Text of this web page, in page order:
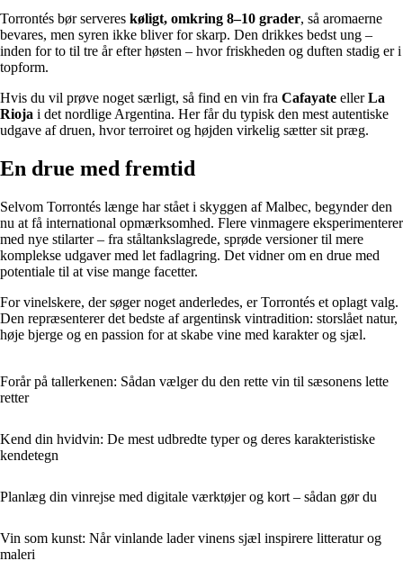
Torrontés bør serveres køligt, omkring 8–10 grader, så aromaerne
bevares, men syren ikke bliver for skarp. Den drikkes bedst ung –
inden for to til tre år efter høsten – hvor friskheden og duften stadig er i
topform.
Hvis du vil prøve noget særligt, så find en vin fra Cafayate ellerLa
Rioja i det nordlige Argentina. Her får du typisk den mest autentiske
udgave af druen, hvor terroiret og højden virkelig sætter sit præg.
En drue med fremtid
Selvom Torrontés længe har stået i skyggen af Malbec, begynder den
nu at få international opmærksomhed. Flere vinmagere eksperimenterer
med nye stilarter – fra ståltankslagrede, sprøde versioner til mere
komplekse udgaver med let fadlagring. Det vidner om en drue med
potentiale til at vise mange facetter.
For vinelskere, der søger noget anderledes, er Torrontés et oplagt valg.
Den repræsenterer det bedste af argentinsk vintradition: storslået natur,
høje bjerge og en passion for at skabe vine med karakter og sjæl.
Forår på tallerkenen: Sådan vælger du den rette vin til sæsonens lette
retter
Kend din hvidvin: De mest udbredte typer og deres karakteristiske
kendetegn
Planlæg din vinrejse med digitale værktøjer og kort – sådan gør du
Vin som kunst: Når vinlande lader vinens sjæl inspirere litteratur og
maleri